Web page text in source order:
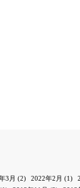
3月 (2) 2022年2月 (1)